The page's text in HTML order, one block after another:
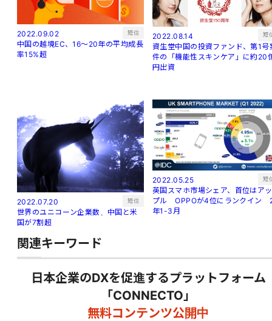
2022.09.02 短信
中国の越境EC、16～20年の平均成長
率15%超
2022.08.14 短
資生堂中国の投資ファンド、第1号
件の「機能性スキンケア」に約20
円出資
2022.07.20 短信
世界のユニコーン企業数、中国と米
国が7割超
2022.05.25 短
英国スマホ市場シェア、首位はアッ
プル OPPOが4位にランクイン
年1-3月
関連キーワード
日本企業のDXを促進するプラットフォーム
「CONNECTO」
無料コンテンツ公開中